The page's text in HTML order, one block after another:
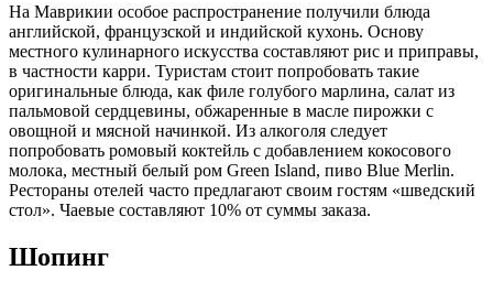
На Маврикии особое распространение получили блюда
английской, французской и индийской кухонь. Основу
местного кулинарного искусства составляют рис и приправы,
в частности карри. Туристам стоит попробовать такие
оригинальные блюда, как филе голубого марлина, салат из
пальмовой сердцевины, обжаренные в масле пирожки с
овощной и мясной начинкой. Из алкоголя следует
попробовать ромовый коктейль с добавлением кокосового
молока, местный белый ром Green Island, пиво Blue Merlin.
Рестораны отелей часто предлагают своим гостям «шведский
стол». Чаевые составляют 10% от суммы заказа.
Шопинг